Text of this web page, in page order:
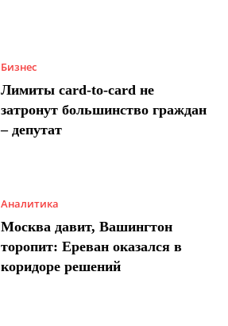
Бизнес
Лимиты card-to-card не
затронут большинство граждан
– депутат
Аналитика
Москва давит, Вашингтон
торопит: Ереван оказался в
коридоре решений